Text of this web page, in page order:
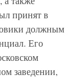
принят в
должным
Его
заведении,